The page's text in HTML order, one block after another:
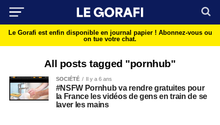
Le Gorafi est enfin disponible en journal papier ! Abonnez-vous ou
on tue votre chat.
All posts tagged "pornhub"
SOCIÉTÉ Il y a 6 ans
#NSFW Pornhub va rendre gratuites pour
la France les vidéos de gens en train de se
laver les mains